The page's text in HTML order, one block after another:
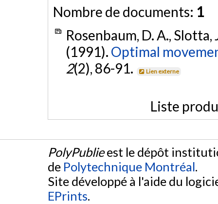
Nombre de documents: 1
Rosenbaum, D. A., Slotta,
(1991). Optimal
2(2), 86-91. Lien externe
Liste
PolyPublieest le dépôt
de Polytechnique Montréal.
Site développé à l'aide du
EPrints.